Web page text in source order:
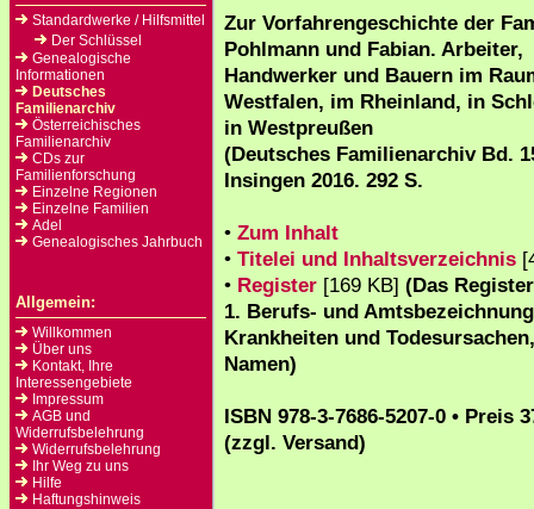
Standardwerke / Hilfsmittel
Der Schlüssel
Genealogische
Informationen
Deutsches
Familienarchiv
Österreichisches
Familienarchiv
CDs zur
Familienforschung
Einzelne Regionen
Einzelne Familien
Adel
Genealogisches Jahrbuch
Allgemein:
Willkommen
Über uns
Kontakt, Ihre
Interessengebiete
Impressum
AGB und
Widerrufsbelehrung
Widerrufsbelehrung
Ihr Weg zu uns
Hilfe
Haftungshinweis
Zur Vorfahrengeschichte der
Pohlmann und Fabian. Arbeiter,
Handwerker und Bauern im
Westfalen, im Rheinland, in
in Westpreußen
(Deutsches Familienarchiv Bd.
Insingen 2016. 292 S.
• Zum Inhalt
• Titelei und Inhaltsverzeichnis
• Register [169 KB] (Das
1. Berufs- und
Krankheiten und
Namen)
ISBN 978-3-7686-5207-0 • Preis
(zzgl. Versand)